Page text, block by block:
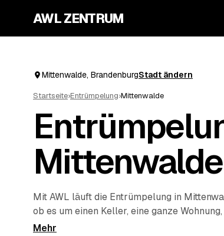
AWL ZENTRUM
Mittenwalde, BrandenburgStadt ändern
Startseite›Entrümpelung›Mittenwalde
Mittenwalde
Mit AWL läuft die Entrümpelung in
ob es um einen Keller, eine ganze
Wohnung geht, und Sie bekommen dafür